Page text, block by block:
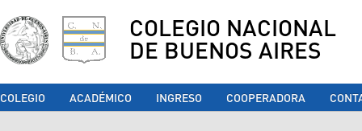
COLEGIO NACIONAL
DE BUENOS AIRES
COLEGIO ACADÉMICO INGRESO COOPERADORA